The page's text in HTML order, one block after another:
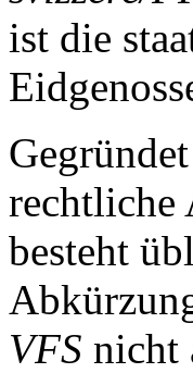
ist die
rechtliche
besteht
VFS nicht